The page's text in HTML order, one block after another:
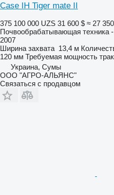
Case IH Tiger mate II
375 100 000 UZS 31 600 $ ≈ 27
Почвообрабатывающая техника -
2007
Ширина захвата 13,4 м
120 мм Требуемая мощность
Украина, Сумы
ООО "АГРО-АЛЬЯНС"
Связаться с продавцом